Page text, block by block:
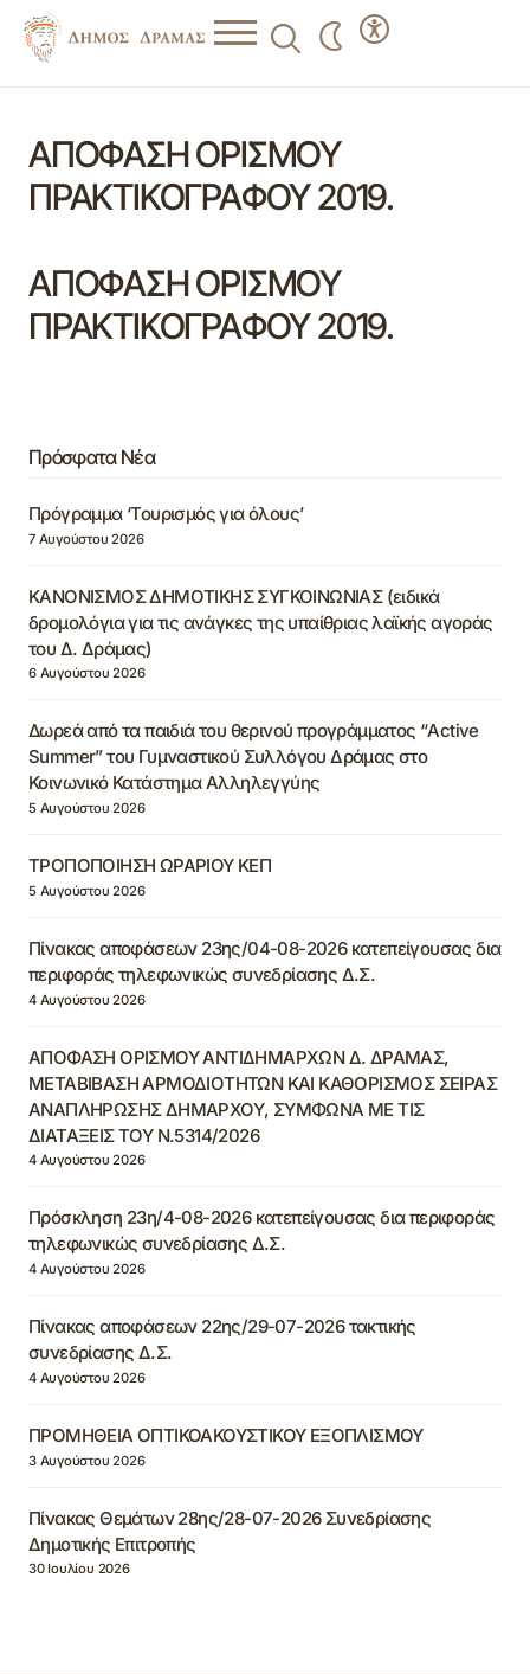
ΑΠΟΦΑΣΗ ΟΡΙΣΜΟΥ
ΠΡΑΚΤΙΚΟΓΡΑΦΟΥ 2019.
ΑΠΟΦΑΣΗ ΟΡΙΣΜΟΥ
ΠΡΑΚΤΙΚΟΓΡΑΦΟΥ 2019.
Πρόσφατα Νέα
Πρόγραμμα ‘Τουρισμός για όλους’
7 Αυγούστου 2026
ΚΑΝΟΝΙΣΜΟΣ ΔΗΜΟΤΙΚΗΣ ΣΥΓΚΟΙΝΩΝΙΑΣ (ειδικά
δρομολόγια για τις ανάγκες της υπαίθριας λαϊκής αγοράς
του Δ. Δράμας)
6 Αυγούστου 2026
Δωρεά από τα παιδιά του θερινού προγράμματος “Active
Summer” του Γυμναστικού Συλλόγου Δράμας στο
Κοινωνικό Κατάστημα Αλληλεγγύης
5 Αυγούστου 2026
ΤΡΟΠΟΠΟΙΗΣΗ ΩΡΑΡΙΟΥ ΚΕΠ
5 Αυγούστου 2026
Πίνακας αποφάσεων 23ης/04-08-2026 κατεπείγουσας δια
περιφοράς τηλεφωνικώς συνεδρίασης Δ.Σ.
4 Αυγούστου 2026
ΑΠΟΦΑΣΗ ΟΡΙΣΜΟΥ ΑΝΤΙΔΗΜΑΡΧΩΝ Δ. ΔΡΑΜΑΣ,
ΜΕΤΑΒΙΒΑΣΗ ΑΡΜΟΔΙΟΤΗΤΩΝ ΚΑΙ ΚΑΘΟΡΙΣΜΟΣ ΣΕΙΡΑΣ
ΑΝΑΠΛΗΡΩΣΗΣ ΔΗΜΑΡΧΟΥ, ΣΥΜΦΩΝΑ ΜΕ ΤΙΣ
ΔΙΑΤΑΞΕΙΣ ΤΟΥ Ν.5314/2026
4 Αυγούστου 2026
Πρόσκληση 23η/4-08-2026 κατεπείγουσας δια περιφοράς
τηλεφωνικώς συνεδρίασης Δ.Σ.
4 Αυγούστου 2026
Πίνακας αποφάσεων 22ης/29-07-2026 τακτικής
συνεδρίασης Δ.Σ.
4 Αυγούστου 2026
ΠΡΟΜΗΘΕΙΑ ΟΠΤΙΚΟΑΚΟΥΣΤΙΚΟΥ ΕΞΟΠΛΙΣΜΟΥ
3 Αυγούστου 2026
Πίνακας Θεμάτων 28ης/28-07-2026 Συνεδρίασης
Δημοτικής Επιτροπής
30 Ιουλίου 2026